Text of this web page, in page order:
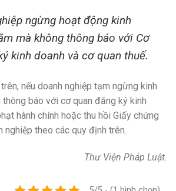
ngừng hoạt động kinh
mà không thông báo với Cơ
kinh doanh và cơ quan thuế.
nếu doanh nghiệp tạm ngừng kinh
báo với cơ quan đăng ký kinh
hành chính hoặc thu hồi Giấy chứng
nghiệp theo các quy định trên.
Thư Viện Pháp Luật.